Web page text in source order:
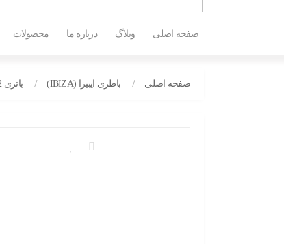
صفحه اصلی وبلاگ درباره ما محصولات
صفحه اصلی باطری ایبیزا (IBIZA) باتری 12 ولت 9 آمپر IBIZA